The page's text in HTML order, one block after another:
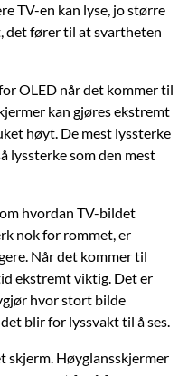
TV-en kan lyse, jo større
det fører til at svartheten
OLED når det kommer til
kan gjøres ekstremt
høyt. De mest lyssterke
lyssterke som den mest
hvordan TV-bildet
nok for rommet, er
Når det kommer til
ekstremt viktig. Det er
hvor stort bilde
blir for lyssvakt til å ses.
skjerm. Høyglansskjermer